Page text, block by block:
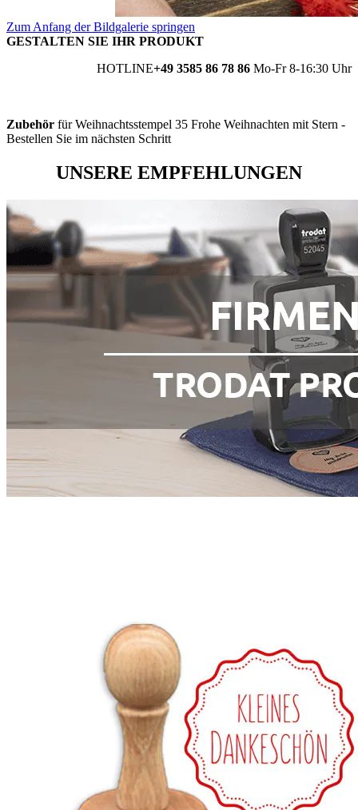
Zum Anfang der Bildgalerie springen
GESTALTEN SIE IHR PRODUKT
HOTLINE+49 3585 86 78 86 Mo-Fr 8-16:30 Uhr
Zubehör für Weihnachtsstempel 35 Frohe Weihnachten mit Stern -
Bestellen Sie im nächsten Schritt
UNSERE EMPFEHLUNGEN